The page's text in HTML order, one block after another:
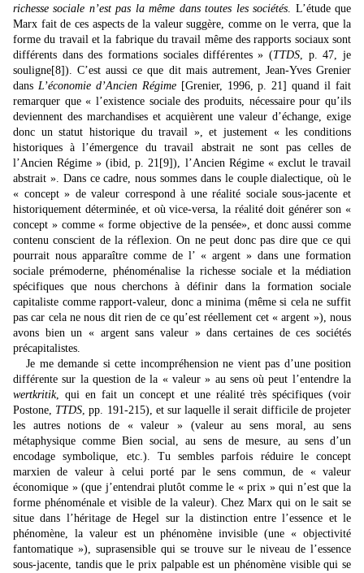
richesse sociale n’est pas la même dans toutes les sociétés. L’étude que
Marx fait de ces aspects de la valeur suggère, comme on le verra, que la
forme du travail et la fabrique du travail même des rapports sociaux sont
différents dans des formations sociales différentes » (TTDS, p. 47, je
souligne[8]). C’est aussi ce que dit mais autrement, Jean-Yves Grenier
dans L’économie d’Ancien Régime[Grenier, 1996, p. 21] quand il fait
remarquer que « l’existence sociale des produits, nécessaire pour qu’ils
deviennent des marchandises et acquièrent une valeur d’échange, exige
donc un statut historique du travail », et justement « les conditions
historiques à l’émergence du travail abstrait ne sont pas celles de
l’Ancien Régime » (ibid, p. 21 [9]), l’Ancien Régime « exclut le travail
abstrait ». Dans ce cadre, nous sommes dans le couple dialectique, où le
« concept » de valeur correspond à une réalité sociale sous-jacente et
historiquement déterminée, et où vice-versa, la réalité doit générer son «
concept » comme « forme objective de la pensée», et donc aussi comme
contenu conscient de la réflexion. On ne peut donc pas dire que ce qui
pourrait nous apparaître comme de l’ « argent » dans une formation
sociale prémoderne, phénoménalise la richesse sociale et la médiation
spécifiques que nous cherchons à définir dans la formation sociale
capitaliste comme rapport-valeur, donc a minima (même si cela ne suffit
pas car cela ne nous dit rien de ce qu’est réellement cet « argent »), nous
avons bien un « argent sans valeur » dans certaines de ces sociétés
précapitalistes.
Je me demande si cette incompréhension ne vient pas d’une position
différente sur la question de la « valeur » au sens où peut l’entendre la
wertkritik, qui en fait un concept et une réalité très spécifiques (voir
Postone, TTDS, pp. 191-215), et sur laquelle il serait difficile de projeter
les autres notions de « valeur » (valeur au sens moral, au sens
métaphysique comme Bien social, au sens de mesure, au sens d’un
encodage symbolique, etc.). Tu sembles parfois réduire le concept
marxien de valeur à celui porté par le sens commun, de « valeur
économique » (que j’entendrai plutôt comme le « prix » qui n’est que la
forme phénoménale et visible de la valeur). Chez Marx qui on le sait se
situe dans l’héritage de Hegel sur la distinction entre l’essence et le
phénomène, la valeur est un phénomène invisible (une « objectivité
fantomatique »), suprasensible qui se trouve sur le niveau de l’essence
sous-jacente, tandis que le prix palpable est un phénomène visible qui se